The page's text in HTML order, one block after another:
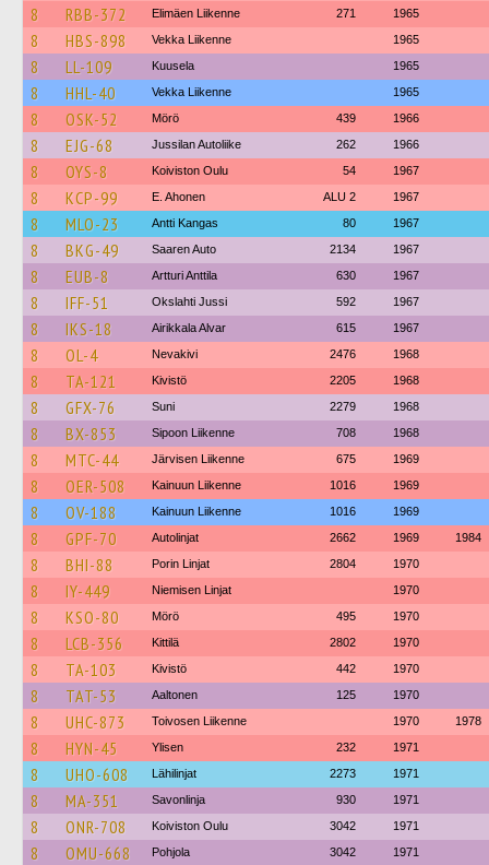
8 RBB-372 Elimäen Liikenne 271 1965
8 HBS-898 Vekka Liikenne 1965
8 LL-109 Kuusela 1965
8 HHL-40 Vekka Liikenne 1965
8 OSK-52 Mörö 439 1966
8 EJG-68 Jussilan Autoliike 262 1966
8 OYS-8 Koiviston Oulu 54 1967
8 KCP-99 E. Ahonen ALU 2 1967
8 MLO-23 Antti Kangas 80 1967
8 BKG-49 Saaren Auto 2134 1967
8 EUB-8 Artturi Anttila 630 1967
8 IFF-51 Okslahti Jussi 592 1967
8 IKS-18 Airikkala Alvar 615 1967
8 OL-4 Nevakivi 2476 1968
8 TA-121 Kivistö 2205 1968
8 GFX-76 Suni 2279 1968
8 BX-853 Sipoon Liikenne 708 1968
8 MTC-44 Järvisen Liikenne 675 1969
8 OER-508 Kainuun Liikenne 1016 1969
8 OV-188 Kainuun Liikenne 1016 1969
8 GPF-70 Autolinjat 2662 1969 1984
8 BHI-88 Porin Linjat 2804 1970
8 IY-449 Niemisen Linjat 1970
8 KSO-80 Mörö 495 1970
8 LCB-356 Kittilä 2802 1970
8 TA-103 Kivistö 442 1970
8 TAT-53 Aaltonen 125 1970
8 UHC-873 Toivosen Liikenne 1970 1978
8 HYN-45 Ylisen 232 1971
8 UHO-608 Lähilinjat 2273 1971
8 MA-351 Savonlinja 930 1971
8 ONR-708 Koiviston Oulu 3042 1971
8 OMU-668 Pohjola 3042 1971